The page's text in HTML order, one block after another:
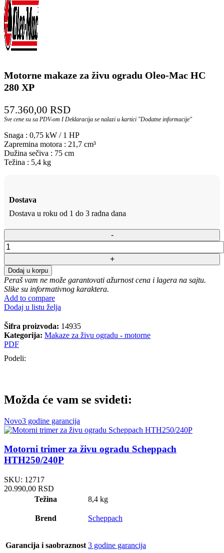
Motorne makaze za živu ogradu Oleo-Mac HC
280 XP
57.360,00 RSD
Sve cene su sa PDV-om I Deklaracija se nalazi u kartici "Dodatne informacije"
Snaga : 0,75 kW / 1 HP
Zapremina motora : 21,7 cm³
Dužina sečiva : 75 cm
Težina : 5,4 kg
Dostava
Dostava u roku od 1 do 3 radna dana
Dodaj u korpu
Peraš vam ne može garantovati ažurnost cena i lagera na sajtu.
Slike su informativnog karaktera.
Add to compare
Dodaj u listu želja
Šifra proizvoda: 14935
Kategorija: Makaze za živu ogradu - motorne
PDF
Podeli:
Možda će vam se svideti:
Novo3 godine garancija
Motorni trimer za živu ogradu Scheppach
HTH250/240P
SKU: 12717
20.990,00 RSD
Težina
8,4 kg
Brend Scheppach
Garancija i saobraznost 3 godine garancija